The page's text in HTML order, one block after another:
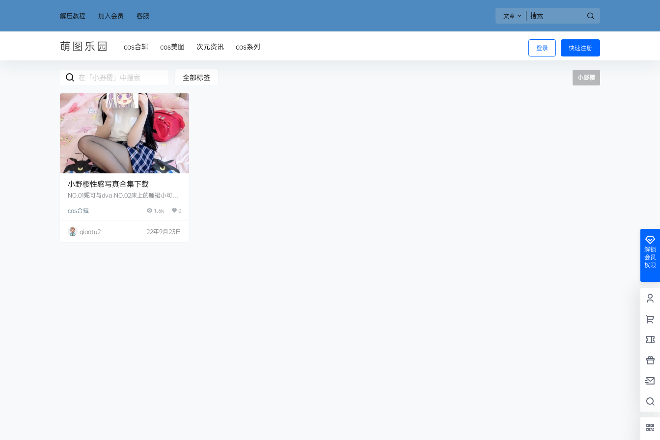
解压教程 加入会员 客服 文章
萌图乐园 登录 快速注册
cos合辑 cos美图 次元资讯 cos系列
全部标签 小野樱
小野樱性感写真合集下载
NO.01妮可与dva NO.02床上的睡裙小可爱
胸口天然比心心 NO.06草.
cos合辑 1.6k 0
qiaotu2 22年9月23日
解锁
会员
权限